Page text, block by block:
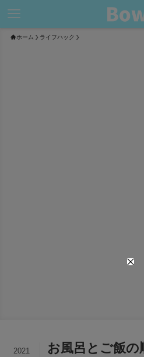
ホーム ライフハック
お風呂とご飯
2021